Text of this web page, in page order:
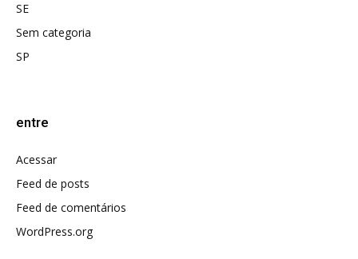
SE
Sem categoria
SP
entre
Acessar
Feed de posts
Feed de comentários
WordPress.org